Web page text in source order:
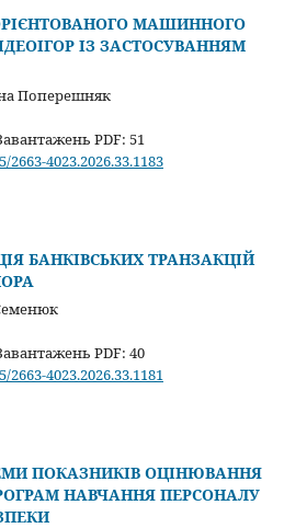
МАШИННОГО
ІЗ ЗАСТОСУВАННЯМ
Поперешняк
PDF: 51
4023.2026.33.1183
БАНКІВСЬКИХ ТРАНЗАКЦІЙ
PDF: 40
4023.2026.33.1181
ПОКАЗНИКІВ ОЦІНЮВАННЯ
НАВЧАННЯ ПЕРСОНАЛУ